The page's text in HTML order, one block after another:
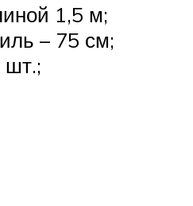
1,5 м;
– 75 см;
шт.;